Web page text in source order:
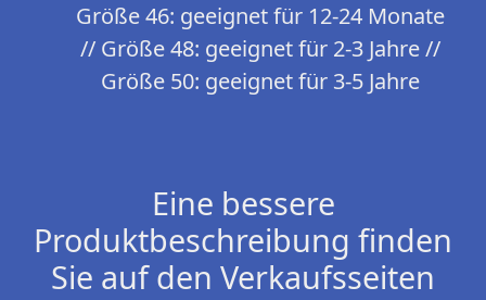
Größe 46: geeignet für 12-24 Monate
// Größe 48: geeignet für 2-3 Jahre //
Größe 50: geeignet für 3-5 Jahre
Eine bessere
Produktbeschreibung finden
Sie auf den Verkaufsseiten